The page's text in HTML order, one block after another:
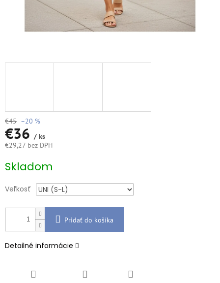
€45 –20 %
€36 / ks
€29,27 bez DPH
cena:
Skladom
Veľkosť
Pridať do košíka
Detailné informácie